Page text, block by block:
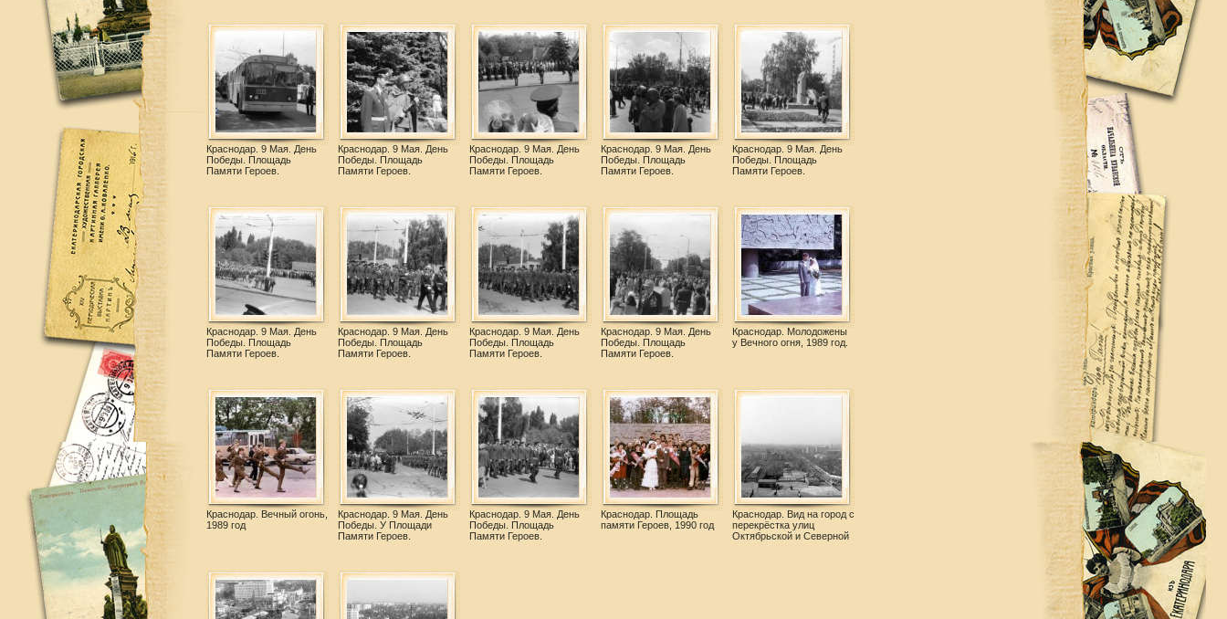
Краснодар. 9 Мая. День
Победы. Площадь
Памяти Героев.
Краснодар. 9 Мая. День
Победы. Площадь
Памяти Героев.
Краснодар. 9 Мая. День
Победы. Площадь
Памяти Героев.
Краснодар. 9 Мая. День
Победы. Площадь
Памяти Героев.
Краснодар. 9 Мая. День
Победы. Площадь
Памяти Героев.
Краснодар. 9 Мая. День
Победы. Площадь
Памяти Героев.
Краснодар. 9 Мая. День
Победы. Площадь
Памяти Героев.
Краснодар. 9 Мая. День
Победы. Площадь
Памяти Героев.
Краснодар. 9 Мая. День
Победы. Площадь
Памяти Героев.
Краснодар. Молодожены
у Вечного огня, 1989 год.
Краснодар. Вечный огонь,
1989 год
Краснодар. 9 Мая. День
Победы. У Площади
Памяти Героев.
Краснодар. 9 Мая. День
Победы. Площадь
Памяти Героев.
Краснодар. Площадь
памяти Героев, 1990 год
Краснодар. Вид на город с
перекрёстка улиц
Октябрьской и Северной